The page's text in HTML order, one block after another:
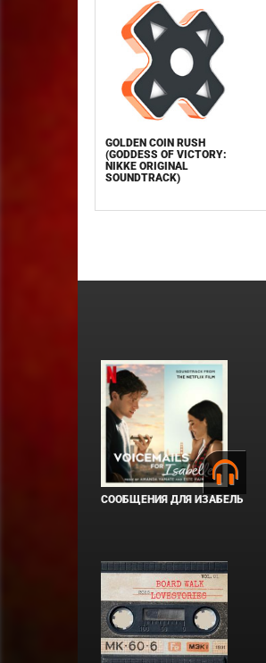
GOLDEN COIN RUSH
(GODDESS OF VICTORY:
NIKKE ORIGINAL
SOUNDTRACK)
СООБЩЕНИЯ ДЛЯ ИЗАБЕЛЬ